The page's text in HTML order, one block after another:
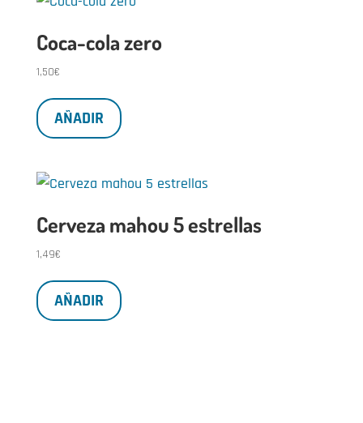
Coca-cola zero
1,50€
AÑADIR
Cerveza mahou 5 estrellas
1,49€
AÑADIR